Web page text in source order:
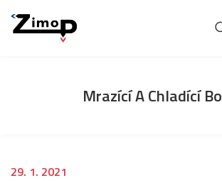
Mrazící A Chladící
29. 1. 2021